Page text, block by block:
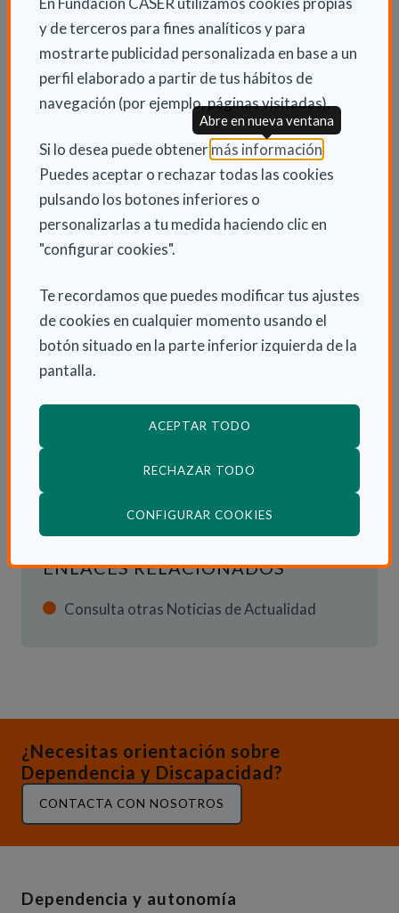
y de terceros para fines analíticos y para
mostrarte publicidad personalizada en base a un
perfil elaborado a partir de tus hábitos de
navegación (por ejemplo, páginas visitadas).
Si lo desea puede obtener más información(Abre en
Puedes aceptar o rechazar todas las cookies
pulsando los botones inferiores o
personalizarlas a tu medida haciendo clic en
"configurar cookies".
Te recordamos que puedes modificar tus ajustes
de cookies en cualquier momento usando el
botón situado en la parte inferior izquierda de la
pantalla.
ACEPTAR TODO
RECHAZAR TODO
CONFIGURAR COOKIES
Abre en nueva ventana
bien contactar con la sede central de UDP para que te
informen a través del teléfono 91 542 02 67 o bien a
través del correo electrónico voluntariado de UDP.
El Voluntariado, es una apuesta más que UDP tiene en
su compromiso con la mejora de la calidad de vida de
todas las personas, especialmente de las personas
mayores, su responsabilidad firme para hacer frente
a la soledad no deseada.
En el Portal Virtual del Voluntariado hay una oferta de
con las que apoyar y fortalecer la coordinación de los
grupos de voluntariado.
Actualidad
ENLACES RELACIONADOS
Consulta otras Noticias de Actualidad
¿Necesitas orientación sobre
Dependencia y Discapacidad?
CONTACTA CON NOSOTROS
Dependencia y autonomía